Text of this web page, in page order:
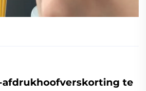
afdrukhoofverskorting te